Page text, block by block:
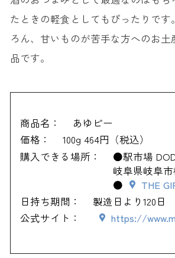
たときの軽食としてもぴったりです
ろん、甘いものが苦手な方へのお土
品です。
商品名：
あゆピー
価格：
100g 464円（税込）
購入できる場所：
●駅市場
岐阜県岐阜市
●
THE
日持ち期間：
製造日より120日
公式サイト：
https://